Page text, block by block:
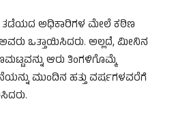
ತಡೆಯದ ಅಧಿಕಾರಿಗಳ ಮೇಲೆ ಕಠಿಣ
ಒತ್ತಾಯಿಸಿದರು. ಅಲ್ಲದೆ, ಮೀನಿನ
ಆರು ತಿಂಗಳಿಗೊಮ್ಮೆ
ಮುಂದಿನ ಹತ್ತು ವರ್ಷಗಳವರೆಗೆ